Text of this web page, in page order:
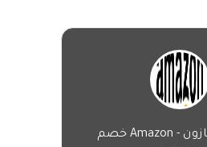
الكوبون امازون - Amazon خصم